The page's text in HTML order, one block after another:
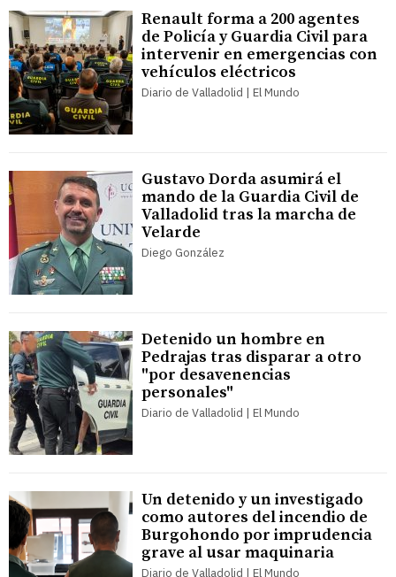
Renault forma a 200 agentes
de Policía y Guardia Civil para
intervenir en emergencias con
vehículos eléctricos
Diario de Valladolid | El Mundo
Gustavo Dorda asumirá el
mando de la Guardia Civil de
Valladolid tras la marcha de
Velarde
Diego González
Detenido un hombre en
Pedrajas tras disparar a otro
"por desavenencias
personales"
Diario de Valladolid | El Mundo
Un detenido y un investigado
como autores del incendio de
Burgohondo por imprudencia
grave al usar maquinaria
Diario de Valladolid | El Mundo